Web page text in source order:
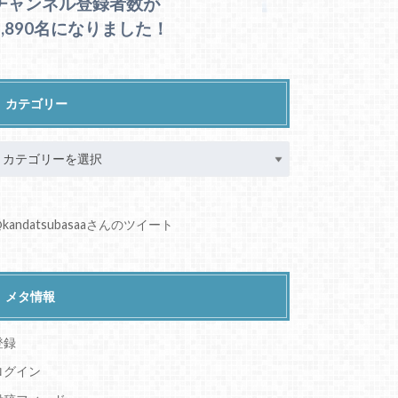
名になりました！
カテゴリー
さんのツイート
メタ情報
録
グイン